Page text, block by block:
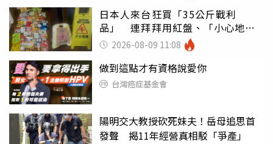
日本人來台狂買「35公斤戰利
品」 連拜拜用紅盤、「小心地
滑」告示牌也帶回家
2026-08-09 11:08
做到這點才有資格說愛你
台灣癌症基金會
陽明交大教授砍死妹夫！岳母追思首
發聲 揭11年經營真相駁「爭產」